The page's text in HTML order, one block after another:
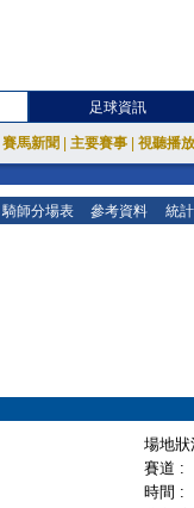
足球資訊
賽馬新聞 主要賽事 視聽播
騎師分場表 參考資料 統
場地
賽道 :
時間 :